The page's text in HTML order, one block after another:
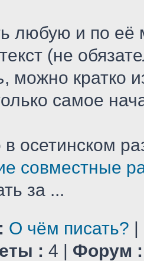
любую и по её
(не
, можно кратко
самое
в осетинском
совместные
за ...
О чём писать? |
: 4 | Форум :